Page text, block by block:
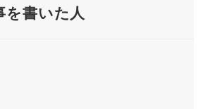
を書いた人